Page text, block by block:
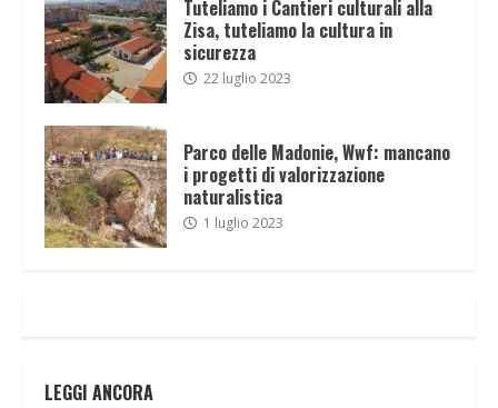
Tuteliamo i Cantieri culturali alla
Zisa, tuteliamo la cultura in
sicurezza
22 luglio 2023
Parco delle Madonie, Wwf: mancano
i progetti di valorizzazione
naturalistica
1 luglio 2023
LEGGI ANCORA